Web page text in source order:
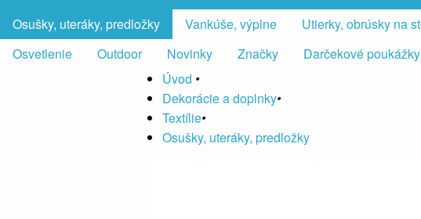
Osušky, uteráky, predložky
Vankúše, výplne
Utierky, obrúsky na
Osvetlenie
Outdoor Novinky Značky Darčekové poukážky
Úvod •
Dekorácie a doplnky•
Textílie•
Osušky, uteráky, predložky